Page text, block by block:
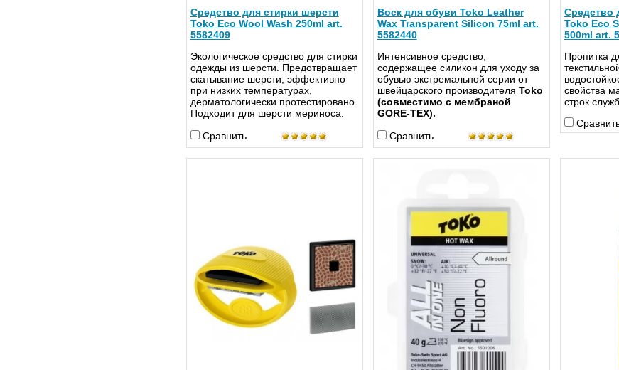
Средство для стирки шерсти
Toko Eco Wool Wash 250ml art.
5582409
Экологическое средство для стирки
одежды из шерсти. Предотвращает
скатывание шерсти, эффективно
при низких температурах,
дерматологически протестировано.
Подходит для шерсти мериноса.
Сравнить
Воск для обуви Toko Leather
Wax Transparent Silicon 75ml art.
5582440
Интенсивное средство,
содержащее силикон для уходу за
обувью экстремальной серии от
швейцарского производителя Toko
(совместимо с мембраной
GORE-TEX).
Сравнить
Средство
Toko Eco
500ml art.
Пропитка
свойства
строк